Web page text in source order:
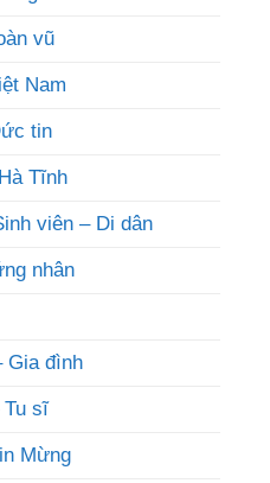
vũ
Nam
tin
Tĩnh
viên – Di dân
nhân
Gia đình
Tu sĩ
Mừng